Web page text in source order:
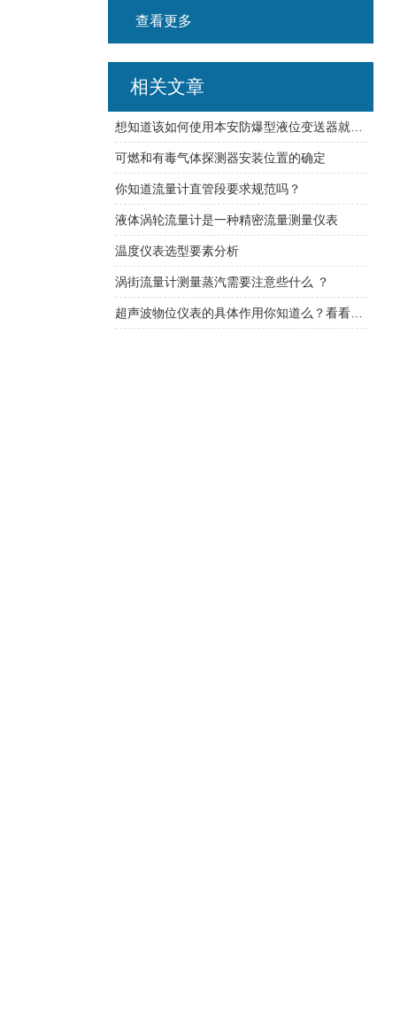
查看更多
相关文章
想知道该如何使用本安防爆型液位变送器就看看本篇吧
可燃和有毒气体探测器安装位置的确定
你知道流量计直管段要求规范吗？
液体涡轮流量计是一种精密流量测量仪表
温度仪表选型要素分析
涡街流量计测量蒸汽需要注意些什么 ？
超声波物位仪表的具体作用你知道么？看看本篇